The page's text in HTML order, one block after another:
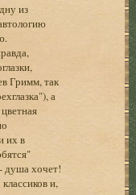
из
Гримм, так
а
их в
душа хочет!
и,